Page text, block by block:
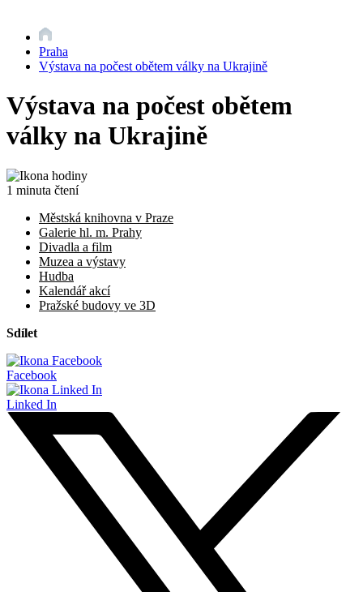
Praha
Výstava na počest obětem války na Ukrajině
Výstava na počest obětem
války na Ukrajině
1 minuta čtení
Městská knihovna v Praze
Galerie hl. m. Prahy
Divadla a film
Muzea a výstavy
Hudba
Kalendář akcí
Pražské budovy ve 3D
Sdílet
Facebook
Linked In